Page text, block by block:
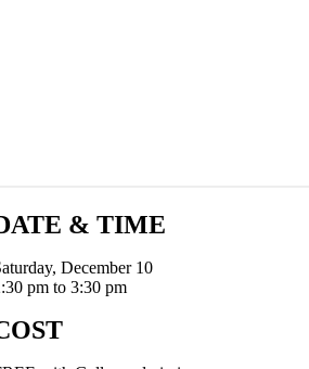
& TIME
December 10
pm to 3:30 pm